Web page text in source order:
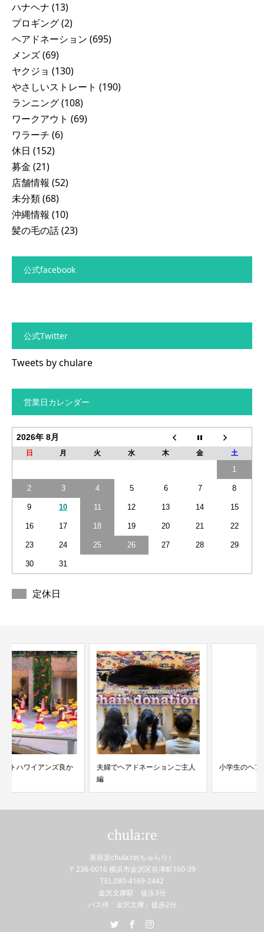
ハナヘナ (13)
プロギング(2)
ヘアドネーション (695)
メンズ(69)
ヤクジョ (130)
やさしいストレート (190)
ランニング(108)
ワークアウト (69)
ワラーチ (6)
休日 (152)
募金 (21)
店舗情報 (52)
未分類(68)
沖縄情報 (10)
髪の毛の話(23)
公式facebook
公式Twitter
Tweets by chulare
営業日カレンダー
2026年 8月
日 月 火 水 木 金 土
1
2 3 4 5 6 7 8
9 10 11 12 13 14 15
16 17 18 19 20 21 22
23 24 25 26 27 28 29
30 31
定休日
夫婦でヘアドネーションご主人
小学生のヘアドネーション
chula:re
美容室chula:re(ちゅらり）
〒236-0016 横浜市金沢区谷津町160-39
TEL.080-4169-2442
金沢文庫駅 徒歩3分
バス停「金沢文庫」徒歩2分